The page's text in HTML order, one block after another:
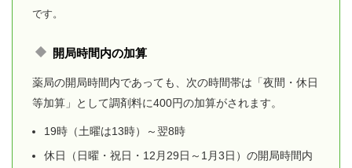
です。
開局時間内の加算
薬局の開局時間内であっても、次の時間帯は「夜間・休日
等加算」として調剤料に400円の加算がされます。
19時（土曜は13時）～翌8時
休日（日曜・祝日・12月29日～1月3日）の開局時間内